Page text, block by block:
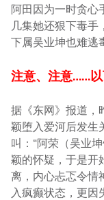
阿田因为一时贪心
几集她还狠下毒手
下属吴业坤也难逃
注意、注意……以
据《东网》报道，
颖堕入爱河后发生
叫：“阿荣（吴业
颖的怀疑，于是开
离，内心忐忑令情
入疯癫状态，更因